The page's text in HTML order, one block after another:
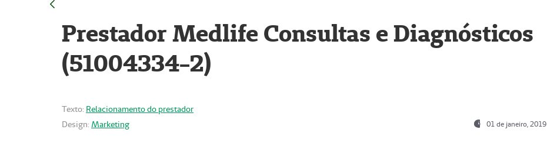
Prestador Medlife Consultas e Diagnósticos
(51004334-2)
Texto: Relacionamento do prestador
Design: Marketing 01 de janeiro, 2019